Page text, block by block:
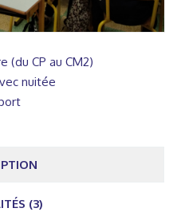
(du CP au CM2)
nuitée
(3)